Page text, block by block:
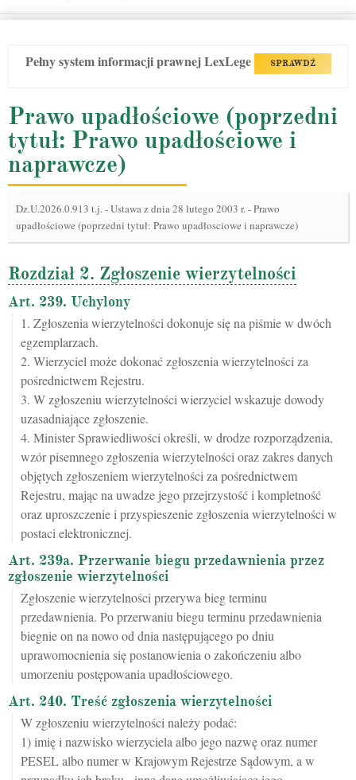
Pełny system informacji prawnej LexLege SPRAWDŹ
Prawo upadłościowe (poprzedni
tytuł: Prawo upadłościowe i
naprawcze)
Dz.U.2026.0.913 t.j.-Ustawa z dnia 28 lutego 2003 r. - Prawo
upadłościowe (poprzedni tytuł: Prawo upadłosciowe i naprawcze)
Rozdział 2. Zgłoszenie wierzytelności
Art. 239. Uchylony
1. Zgłoszenia wierzytelności dokonuje się na piśmie w dwóch
egzemplarzach.
2. Wierzyciel może dokonać zgłoszenia wierzytelności za
pośrednictwem Rejestru.
3. W zgłoszeniu wierzytelności wierzyciel wskazuje dowody
uzasadniające zgłoszenie.
4. Minister Sprawiedliwości określi, w drodze rozporządzenia,
wzór pisemnego zgłoszenia wierzytelności oraz zakres danych
objętych zgłoszeniem wierzytelności za pośrednictwem
Rejestru, mając na uwadze jego przejrzystość i kompletność
oraz uproszczenie i przyspieszenie zgłoszenia wierzytelności w
postaci elektronicznej.
Art. 239a. Przerwanie biegu przedawnienia przez
zgłoszenie wierzytelności
Zgłoszenie wierzytelności przerywa bieg terminu
przedawnienia. Po przerwaniu biegu terminu przedawnienia
biegnie on na nowo od dnia następującego po dniu
uprawomocnienia się postanowienia o zakończeniu albo
umorzeniu postępowania upadłościowego.
Art. 240. Treść zgłoszenia wierzytelności
W zgłoszeniu wierzytelności należy podać:
1) imię i nazwisko wierzyciela albo jego nazwę oraz numer
PESEL albo numer w Krajowym Rejestrze Sądowym, a w